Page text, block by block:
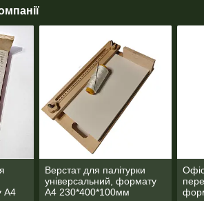
А4
Верстат для палітурки
універсальний, формату
А4 230*400*100мм